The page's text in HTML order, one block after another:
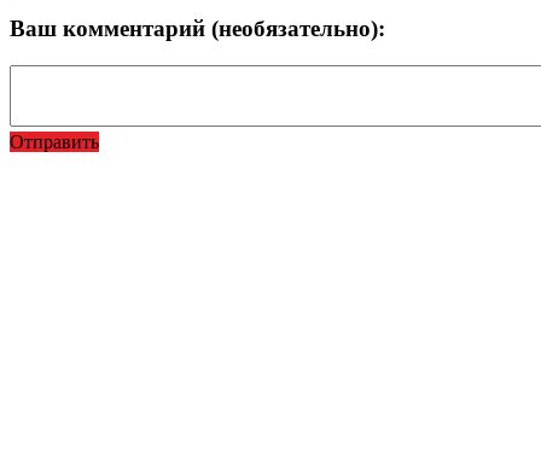
Ваш комментарий (необязательно):
Отправить